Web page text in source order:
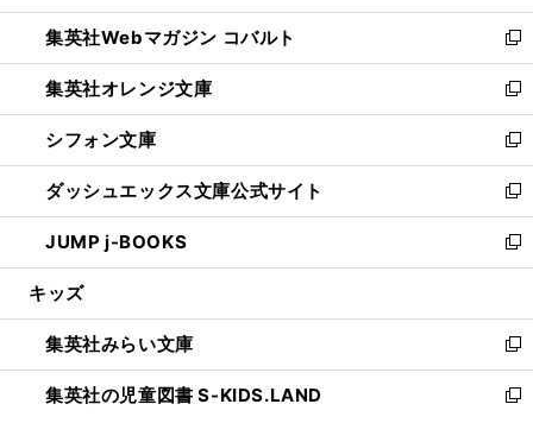
開
く
ウ
で
開
く
ン
ド
ウ
で
開
く
ウ
ィ
ン
ド
ウ
で
開
く
集英社Webマガジン コバルト
新
し
い
ウ
ィ
ン
ド
ウ
で
開
集英社オレンジ文庫
新
し
い
ウ
ィ
ン
ド
ウ
開
く
シフォン文庫
新
し
い
ウ
ィ
ン
ウ
で
開
く
ダッシュエックス文庫公式サイト
新
し
い
ウ
ン
ド
ウ
で
JUMP j-BOOKS
新
し
ウ
ィ
ン
ド
キッズ
集英社みらい文庫
新
し
い
集英社の児童図書 S-KIDS.LAND
新